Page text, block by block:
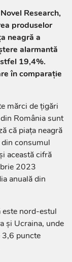
Research,
produselor
neagră a
alarmantă
19,4%.
în comparație
mărci de țigări
România sunt
că piața neagră
consumul
această cifră
2023
anuală din
este nord-estul
și Ucraina, unde
puncte